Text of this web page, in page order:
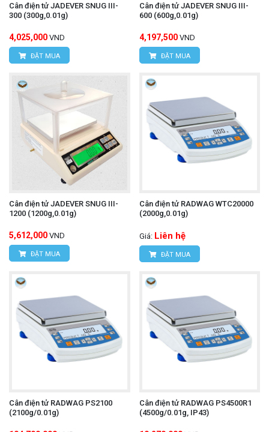
Cân điện tử JADEVER SNUG III-
300 (300g,0.01g)
4,025,000 VND
ĐẶT MUA
Cân điện tử JADEVER SNUG III-
600 (600g,0.01g)
4,197,500 VND
ĐẶT MUA
Cân điện tử JADEVER SNUG III-
1200 (1200g,0.01g)
5,612,000 VND
ĐẶT MUA
Cân điện tử RADWAG WTC20000
(2000g,0.01g)
Giá: Liên hệ
ĐẶT MUA
Cân điện tử RADWAG PS2100
(2100g/0.01g)
Cân điện tử RADWAG PS4500R1
(4500g/0.01g, IP43)